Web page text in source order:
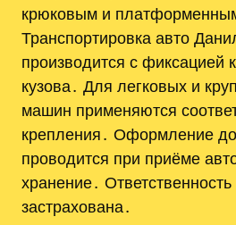
крюковым и
Транспортировка авто
производится с фиксацией
кузова․ Для легковых и
машин применяются
крепления․ Оформление
проводится при приёме
хранение․
застрахована․